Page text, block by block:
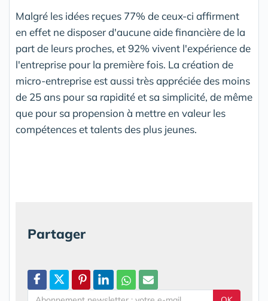
Malgré les idées reçues 77% de ceux-ci affirment
en effet ne disposer d'aucune aide financière de la
part de leurs proches, et 92% vivent l'expérience de
l'entreprise pour la première fois. La création de
micro-entreprise est aussi très appréciée des moins
de 25 ans pour sa rapidité et sa simplicité, de même
que pour sa propension à mettre en valeur les
compétences et talents des plus jeunes.
Partager